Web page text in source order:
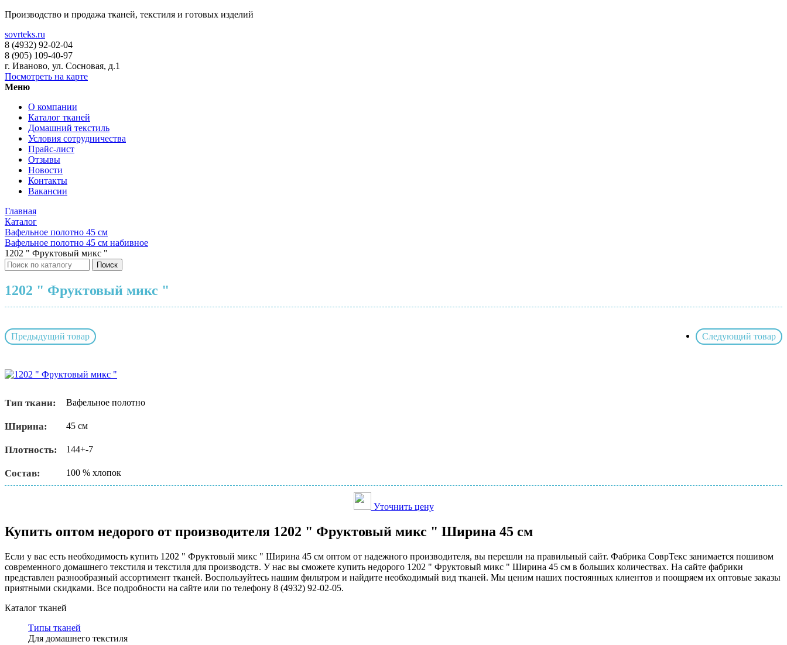
Производство и продажа тканей, текстиля и готовых изделий
sovrteks.ru
8 (4932) 92-02-04
8 (905) 109-40-97
г. Иваново, ул. Сосновая, д.1
Посмотреть на карте
Меню
О компании
Каталог тканей
Домашний текстиль
Условия сотрудничества
Прайс-лист
Отзывы
Новости
Контакты
Вакансии
Главная
Каталог
Вафельное полотно 45 см
Вафельное полотно 45 см набивное
1202 " Фруктовый микс "
Поиск
1202 " Фруктовый микс "
Предыдущий товар Следующий товар
Тип ткани: Вафельное полотно
Ширина: 45 см
Плотность: 144+-7
Состав: 100 % хлопок
Уточнить цену
Купить оптом недорого от производителя 1202 " Фруктовый микс " Ширина 45 см
Если у вас есть необходимость купить 1202 " Фруктовый микс " Ширина 45 см оптом от надежного производителя, вы перешли на правильный сайт. Фабрика СоврТекс занимается пошивом
современного домашнего текстиля и текстиля для производств. У нас вы сможете купить недорого 1202 " Фруктовый микс " Ширина 45 см в больших количествах. На сайте фабрики
представлен разнообразный ассортимент тканей. Воспользуйтесь нашим фильтром и найдите необходимый вид тканей. Мы ценим наших постоянных клиентов и поощряем их оптовые заказы
приятными скидками. Все подробности на сайте или по телефону 8 (4932) 92-02-05.
Каталог тканей
Типы тканей
Для домашнего текстиля